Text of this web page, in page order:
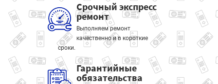
Срочный экспресс
ремонт
Выполняем ремонт
качественно и в короткие
сроки.
Гарантийные
обязательства